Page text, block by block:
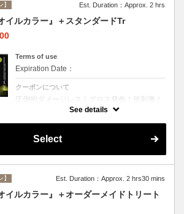
Est. Duration：Approx. 2 hrs
イルカラー』＋スタンダードTr
Terms of use
Expiration Date：
クーポンについて
圧倒的ダメージレス！グロス発色！低刺激！
匂いも残らない！全く新しい処方のイノアオ
イルカラーのセットメニュー☆シャンプー、
ブロー込み。※リタッチカラーの場合は
See details
Select
Est. Duration：Approx. 2 hrs30 mins
イルカラー』＋オーダーメイドトリート